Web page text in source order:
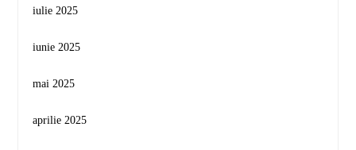
iulie 2025
iunie 2025
mai 2025
aprilie 2025